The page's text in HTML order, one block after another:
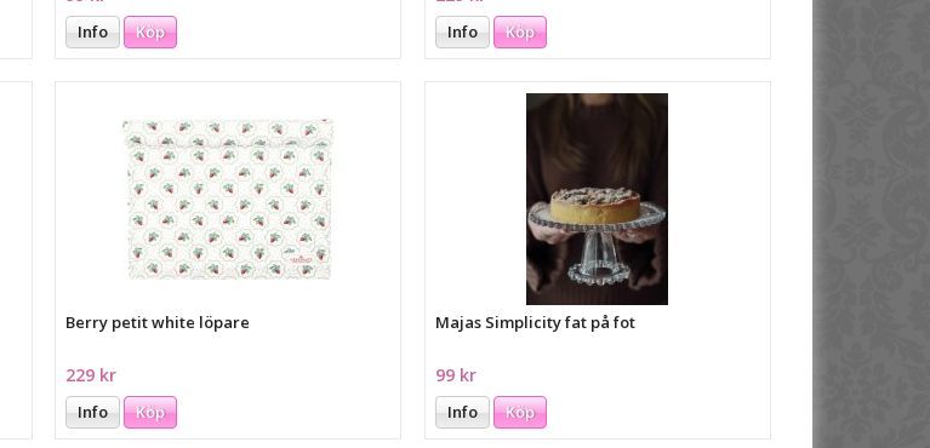
Info Köp Info Köp
Berry petit white löpare
229 kr
Info Köp
Majas Simplicity fat på fot
99 kr
Info Köp